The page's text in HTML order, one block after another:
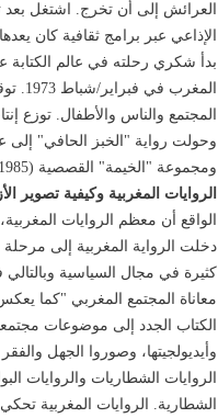
العرائش إلى أن تخرج. اشتغل
الإذاعي عبر برامج ثقافية كان يعدها
المجتمع والناس والأطفال. توزع
ومجموعة "الخيمة" القصصية (1985)، و"مذكرات مع تينيسي وليامز في طنجة".
الروايات المغربية وكيفية تصوير
الواقع أن معظم الروايات
دخلت الرواية المغربية إلى
كثيرة في مجال السياسية
معاناة المجتمع المغربي "كما
الكتاب الجدد إلى موضوعات
وأيديولجيتها، وصوروا الجهل
الروايات الشطاريات والروايات
الشطارية. الروايات المغربية